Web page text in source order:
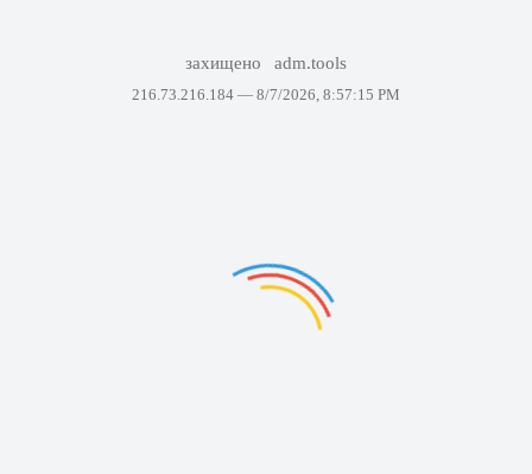
захищено adm.tools
216.73.216.184 — 8/7/2026, 8:57:15 PM